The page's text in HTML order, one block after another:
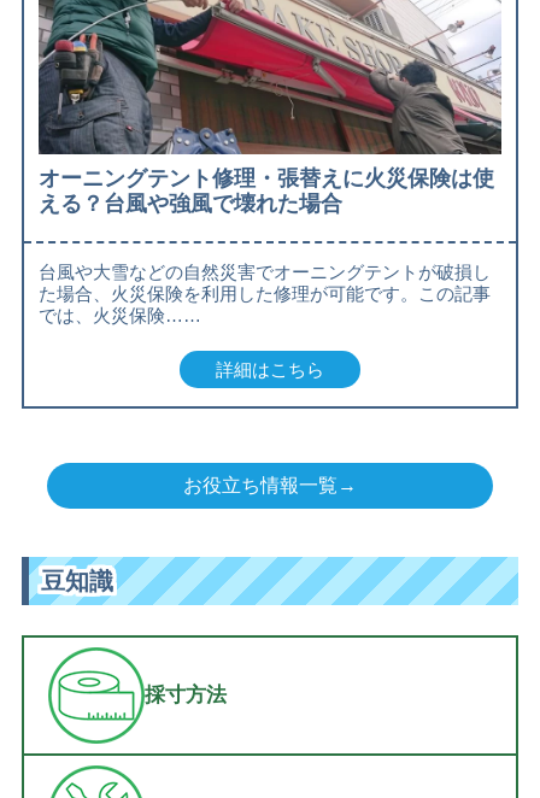
オーニングテント修理・張替えに火災保険は使
える？台風や強風で壊れた場合
台風や大雪などの自然災害でオーニングテントが破損し
た場合、火災保険を利用した修理が可能です。この記事
では、火災保険……
詳細はこちら
お役立ち情報一覧→
豆知識
採寸方法